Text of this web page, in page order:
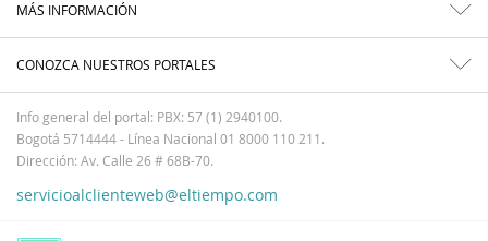
MÁS INFORMACIÓN
CONOZCA NUESTROS PORTALES
Info general del portal: PBX: 57 (1) 2940100.
Bogotá 5714444 - Línea Nacional 01 8000 110 211.
Dirección: Av. Calle 26 # 68B-70.
servicioalclienteweb@eltiempo.com